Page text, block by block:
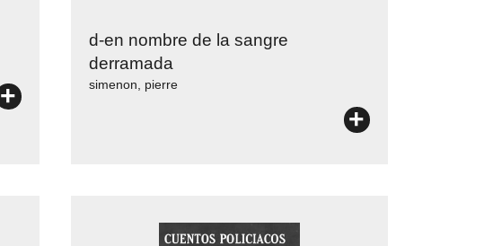
+
d-en nombre de la sangre
derramada
simenon, pierre
+